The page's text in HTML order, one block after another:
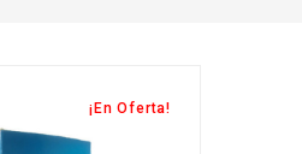
¡En Oferta!